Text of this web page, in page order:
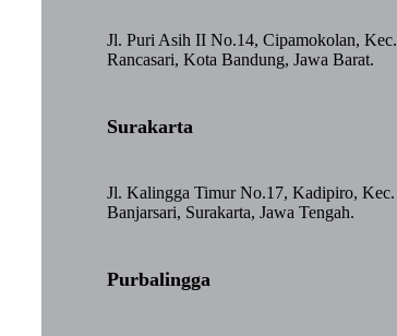
Jl. Puri Asih II No.14, Cipamokolan, Kec.
Rancasari, Kota Bandung, Jawa Barat.
Surakarta
Jl. Kalingga Timur No.17, Kadipiro, Kec.
Banjarsari, Surakarta, Jawa Tengah.
Purbalingga